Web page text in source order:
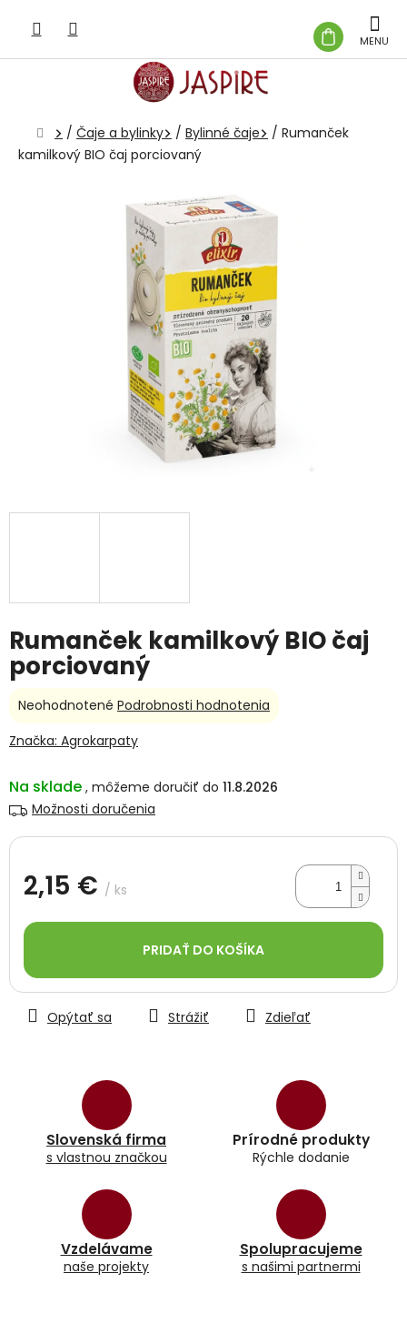
obsah
KOŠÍK
Domov
/ Čaje a bylinky / Bylinné čaje / Rumanček
kamilkový BIO čaj porciovaný
Rumanček kamilkový BIO čaj
porciovaný
Na sklade
11.8.2026
Možnosti doručenia
2,15 € / ks
cena:
PRIDAŤ DO KOŠÍKA
Slovenská firma
s vlastnou značkou
Prírodné produkty
Rýchle dodanie
Vzdelávame
naše projekty
Spolupracujeme
s našimi partnermi
Opýtať sa Strážiť Zdieľať
Priemerné
produktu
z
5
Neohodnotené Podrobnosti hodnotenia
Značka: Agrokarpaty